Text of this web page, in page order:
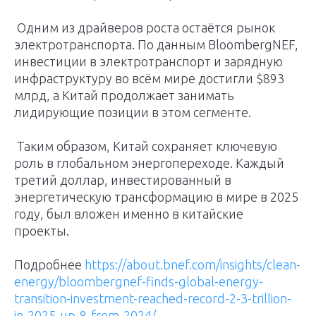
Одним из драйверов роста остаётся рынок
электротранспорта. По данным BloombergNEF,
инвестиции в электротранспорт и зарядную
инфраструктуру во всём мире достигли $893
млрд, а Китай продолжает занимать
лидирующие позиции в этом сегменте.
Таким образом, Китай сохраняет ключевую
роль в глобальном энергопереходе. Каждый
третий доллар, инвестированный в
энергетическую трансформацию в мире в 2025
году, был вложен именно в китайские
проекты.
Подробнее https://about.bnef.com/insights/clean-
energy/bloombergnef-finds-global-energy-
transition-investment-reached-record-2-3-trillion-